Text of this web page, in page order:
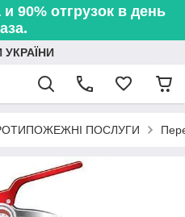
90% отгрузок в день
ПОСЛУГИ